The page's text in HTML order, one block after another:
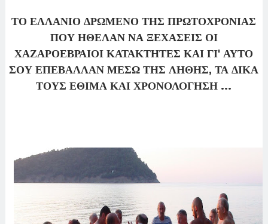
ΤΟ ΕΛΛΑΝΙΟ ΔΡΩΜΕΝΟ ΤΗΣ ΠΡΩΤΟΧΡΟΝΙΑΣ
ΠΟΥ ΗΘΕΛΑΝ ΝΑ ΞΕΧΑΣΕΙΣ ΟΙ
ΧΑΖΑΡΟΕΒΡΑΙΟΙ ΚΑΤΑΚΤΗΤΕΣ ΚΑΙ ΓΙ' ΑΥΤΟ
ΣΟΥ ΕΠΕΒΑΛΛΑΝ ΜΕΣΩ ΤΗΣ ΛΗΘΗΣ, ΤΑ ΔΙΚΑ
ΤΟΥΣ ΕΘΙΜΑ ΚΑΙ ΧΡΟΝΟΛΟΓΗΣΗ ...